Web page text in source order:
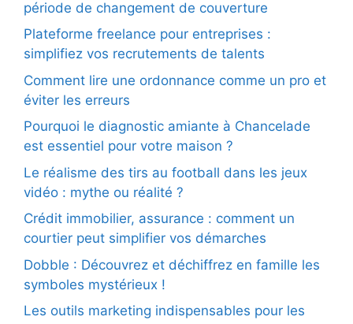
période de changement de couverture
Plateforme freelance pour entreprises :
simplifiez vos recrutements de talents
Comment lire une ordonnance comme un pro et
éviter les erreurs
Pourquoi le diagnostic amiante à Chancelade
est essentiel pour votre maison ?
Le réalisme des tirs au football dans les jeux
vidéo : mythe ou réalité ?
Crédit immobilier, assurance : comment un
courtier peut simplifier vos démarches
Dobble : Découvrez et déchiffrez en famille les
symboles mystérieux !
Les outils marketing indispensables pour les